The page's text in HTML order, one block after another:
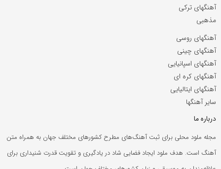
آهنگهای ترکی
مذهبی
آهنگهای روسی
آهنگهای چینی
آهنگهای اسپانیایی
آهنگهای کره ای
آهنگهای ایتالیایی
سایر آهنگها
درباره ما
مجله ملود محلی برای ثبت آهنگ‌های مطرح کشورهای مختلف جهان به همراه متن
آهنگ است. هدف ملود ایجاد فضایی شاد در یادگیری و تقویت قدرت شنیداری برای